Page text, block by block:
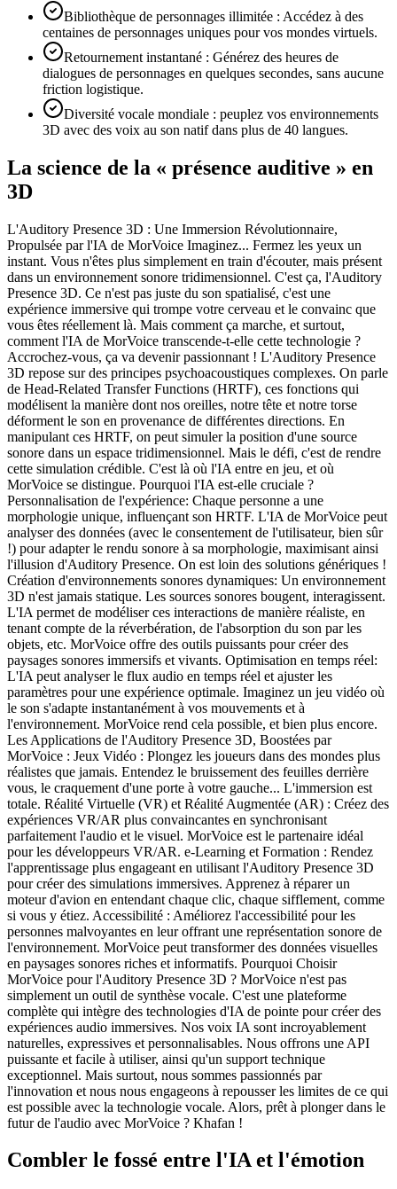
Bibliothèque de personnages illimitée : Accédez à des
centaines de personnages uniques pour vos mondes virtuels.
Retournement instantané : Générez des heures de
dialogues de personnages en quelques secondes, sans aucune
friction logistique.
Diversité vocale mondiale : peuplez vos environnements
3D avec des voix au son natif dans plus de 40 langues.
La science de la « présence auditive » en
3D
L'Auditory Presence 3D : Une Immersion Révolutionnaire,
Propulsée par l'IA de MorVoice Imaginez... Fermez les yeux un
instant. Vous n'êtes plus simplement en train d'écouter, mais présent
dans un environnement sonore tridimensionnel. C'est ça, l'Auditory
Presence 3D. Ce n'est pas juste du son spatialisé, c'est une
expérience immersive qui trompe votre cerveau et le convainc que
vous êtes réellement là. Mais comment ça marche, et surtout,
comment l'IA de MorVoice transcende-t-elle cette technologie ?
Accrochez-vous, ça va devenir passionnant ! L'Auditory Presence
3D repose sur des principes psychoacoustiques complexes. On parle
de Head-Related Transfer Functions (HRTF), ces fonctions qui
modélisent la manière dont nos oreilles, notre tête et notre torse
déforment le son en provenance de différentes directions. En
manipulant ces HRTF, on peut simuler la position d'une source
sonore dans un espace tridimensionnel. Mais le défi, c'est de rendre
cette simulation crédible. C'est là où l'IA entre en jeu, et où
MorVoice se distingue. Pourquoi l'IA est-elle cruciale ?
Personnalisation de l'expérience: Chaque personne a une
morphologie unique, influençant son HRTF. L'IA de MorVoice peut
analyser des données (avec le consentement de l'utilisateur, bien sûr
!) pour adapter le rendu sonore à sa morphologie, maximisant ainsi
l'illusion d'Auditory Presence. On est loin des solutions génériques !
Création d'environnements sonores dynamiques: Un environnement
3D n'est jamais statique. Les sources sonores bougent, interagissent.
L'IA permet de modéliser ces interactions de manière réaliste, en
tenant compte de la réverbération, de l'absorption du son par les
objets, etc. MorVoice offre des outils puissants pour créer des
paysages sonores immersifs et vivants. Optimisation en temps réel:
L'IA peut analyser le flux audio en temps réel et ajuster les
paramètres pour une expérience optimale. Imaginez un jeu vidéo où
le son s'adapte instantanément à vos mouvements et à
l'environnement. MorVoice rend cela possible, et bien plus encore.
Les Applications de l'Auditory Presence 3D, Boostées par
MorVoice : Jeux Vidéo : Plongez les joueurs dans des mondes plus
réalistes que jamais. Entendez le bruissement des feuilles derrière
vous, le craquement d'une porte à votre gauche... L'immersion est
totale. Réalité Virtuelle (VR) et Réalité Augmentée (AR) : Créez des
expériences VR/AR plus convaincantes en synchronisant
parfaitement l'audio et le visuel. MorVoice est le partenaire idéal
pour les développeurs VR/AR. e-Learning et Formation : Rendez
l'apprentissage plus engageant en utilisant l'Auditory Presence 3D
pour créer des simulations immersives. Apprenez à réparer un
moteur d'avion en entendant chaque clic, chaque sifflement, comme
si vous y étiez. Accessibilité : Améliorez l'accessibilité pour les
personnes malvoyantes en leur offrant une représentation sonore de
l'environnement. MorVoice peut transformer des données visuelles
en paysages sonores riches et informatifs. Pourquoi Choisir
MorVoice pour l'Auditory Presence 3D ? MorVoice n'est pas
simplement un outil de synthèse vocale. C'est une plateforme
complète qui intègre des technologies d'IA de pointe pour créer des
expériences audio immersives. Nos voix IA sont incroyablement
naturelles, expressives et personnalisables. Nous offrons une API
puissante et facile à utiliser, ainsi qu'un support technique
exceptionnel. Mais surtout, nous sommes passionnés par
l'innovation et nous nous engageons à repousser les limites de ce qui
est possible avec la technologie vocale. Alors, prêt à plonger dans le
futur de l'audio avec MorVoice ? Khafan !
Combler le fossé entre l'IA et l'émotion